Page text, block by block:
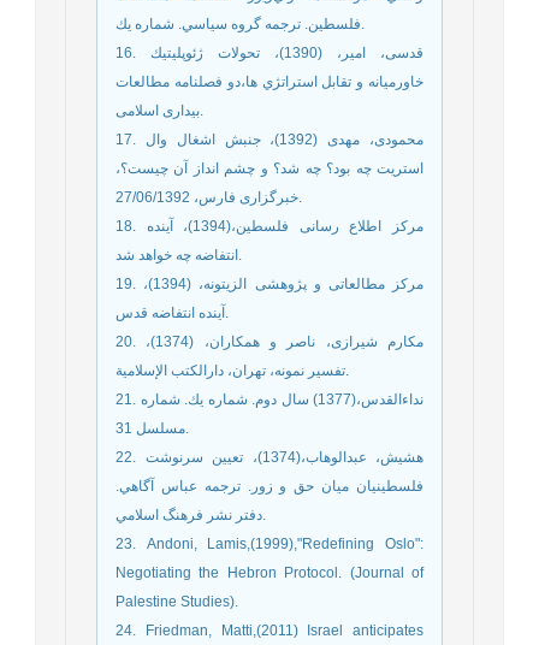
فلسطين. ترجمه گروه سياسي. شماره يك.
16. قدسی، امیر، (1390)، تحولات ژئوپليتيك
خاورميانه و تقابل استراتژي ها،دو فصلنامه مطالعات
بیداری اسلامی.
17. محمودی، مهدی (1392)، جنبش اشغال وال
استریت چه بود؟ چه شد؟ و چشم انداز آن چیست؟،
خبرگزاری فارس، 27/06/1392.
18. مرکز اطلاع رسانی فلسطین،(1394)، آینده
انتفاضه چه خواهد شد.
19. مرکز مطالعاتی و پژوهشی الزیتونه، (1394)،
آینده انتفاضه قدس.
20. مکارم شیرازی، ناصر و همکاران، (1374)،
تفسیر نمونه، تهران، دارالکتب الإسلامیة.
21. نداءالقدس،(1377) سال دوم. شماره يك. شماره
مسلسل 31.
22. هشيش، عبدالوهاب،(1374)، تعيين سرنوشت
فلسطينيان ميان حق و زور. ترجمه عباس آگاهي.
دفتر نشر فرهنگ اسلامي.
23. Andoni, Lamis,(1999),"Redefining Oslo":
Negotiating the Hebron Protocol. (Journal of
Palestine Studies).
24. Friedman, Matti,(2011) Israel anticipates